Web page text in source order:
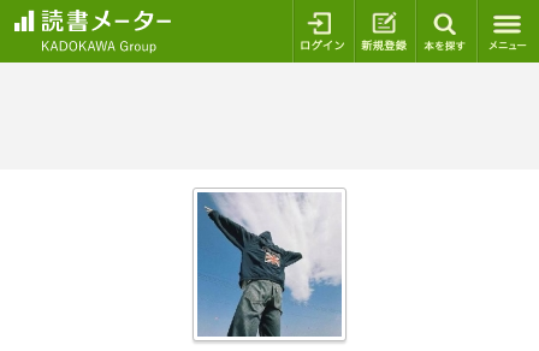
ログイン 新規登録